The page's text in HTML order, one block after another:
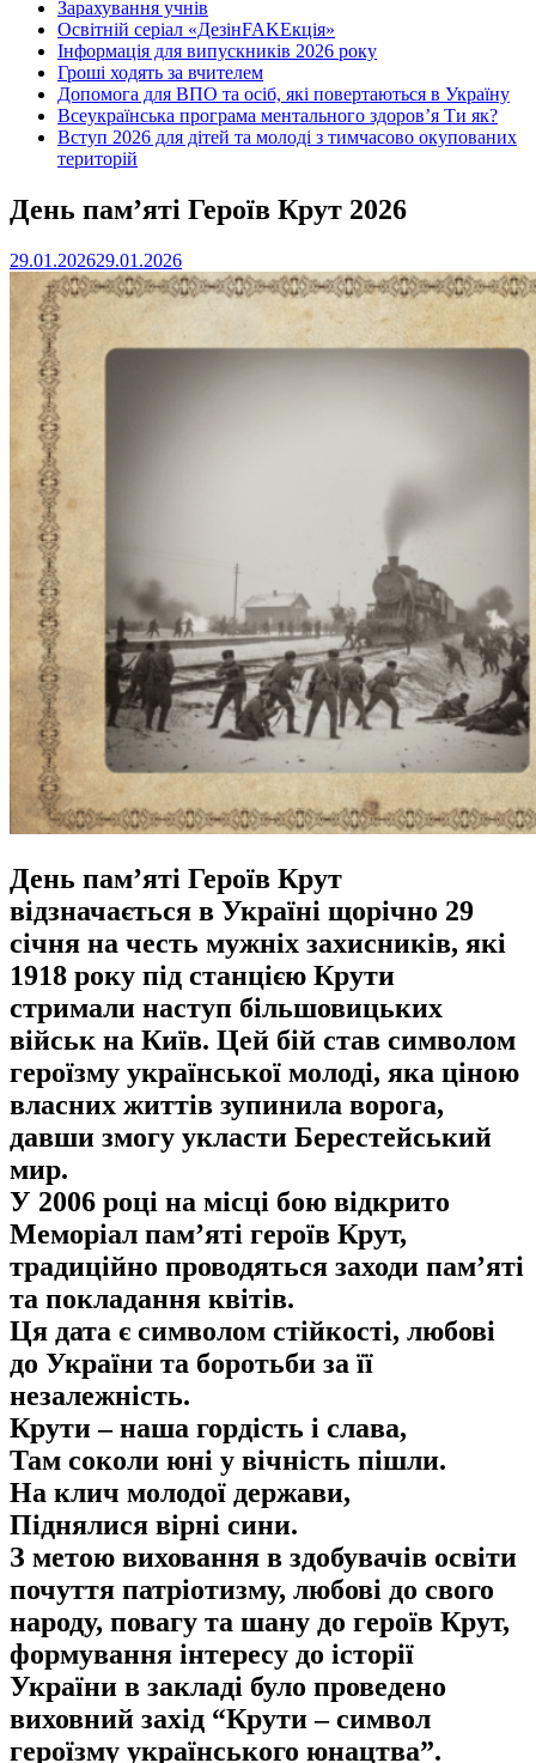
Зарахування учнів
Освітній серіал «ДезінFAKEкція»
Інформація для випускників 2026 року
Гроші ходять за вчителем
Допомога для ВПО та осіб, які повертаються в Україну
Всеукраїнська програма ментального здоров’я Ти як?
Вступ 2026 для дітей та молоді з тимчасово окупованих
територій
День пам’яті Героїв Крут 2026
29.01.202629.01.2026
День пам’яті Героїв Крут
відзначається в Україні щорічно 29
січня на честь мужніх захисників, які
1918 року під станцією Крути
стримали наступ більшовицьких
військ на Київ. Цей бій став символом
героїзму української молоді, яка ціною
власних життів зупинила ворога,
давши змогу укласти Берестейський
мир.
У 2006 році на місці бою відкрито
Меморіал пам’яті героїв Крут,
традиційно проводяться заходи пам’яті
та покладання квітів.
Ця дата є символом стійкості, любові
до України та боротьби за її
незалежність.
Крути – наша гордість і слава,
Там соколи юні у вічність пішли.
На клич молодої держави,
Піднялися вірні сини.
З метою виховання в здобувачів освіти
почуття патріотизму, любові до свого
народу, повагу та шану до героїв Крут,
формування інтересу до історії
України в закладі було проведено
виховний захід “Крути – символ
героїзму українського юнацтва”.